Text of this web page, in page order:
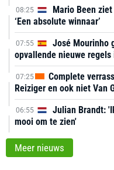
08:25
Mario Been
‘Een absolute winnaar’
07:55
José Mourinho
opvallende nieuwe regels
07:25
Complete
Reiziger en ook niet Van
06:55
Julian Brandt:
mooi om te zien'
Meer nieuws